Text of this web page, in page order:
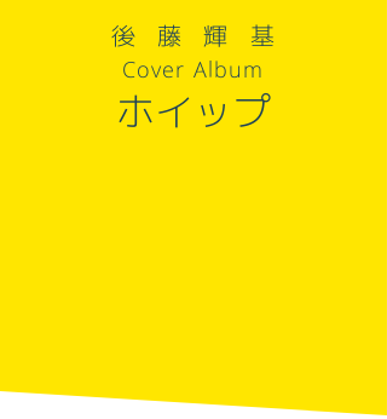
後藤輝基
Cover Album
ホイップ